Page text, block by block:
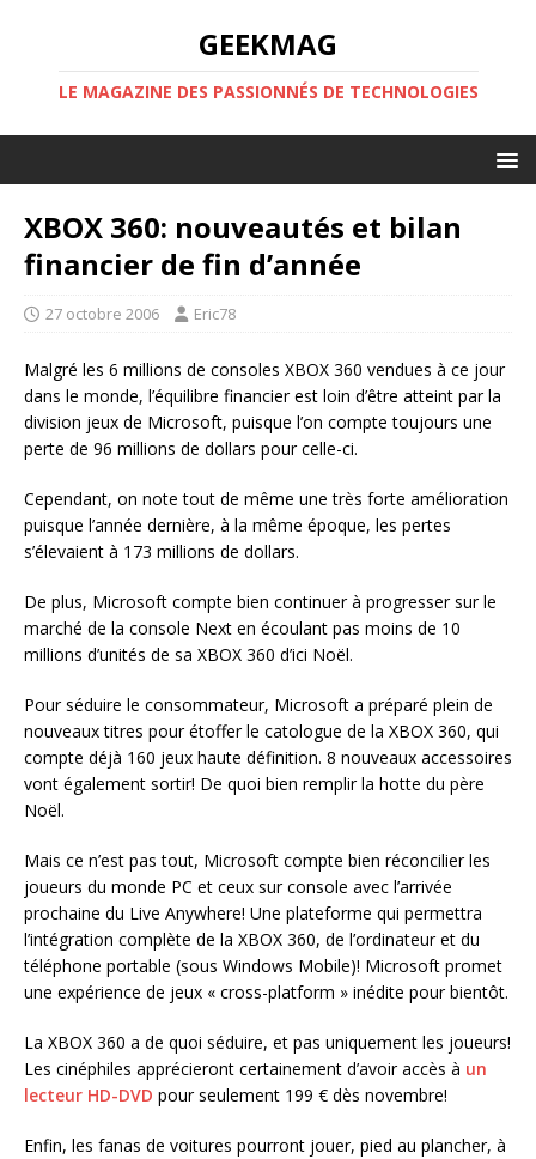
GEEKMAG
LE MAGAZINE DES PASSIONNÉS DE TECHNOLOGIES
XBOX 360: nouveautés et bilan
financier de fin d’année
27 octobre 2006 Eric78
Malgré les 6 millions de consoles XBOX 360 vendues à ce jour
dans le monde, l’équilibre financier est loin d’être atteint par la
division jeux de Microsoft, puisque l’on compte toujours une
perte de 96 millions de dollars pour celle-ci.
Cependant, on note tout de même une très forte amélioration
puisque l’année dernière, à la même époque, les pertes
s’élevaient à 173 millions de dollars.
De plus, Microsoft compte bien continuer à progresser sur le
marché de la console Next en écoulant pas moins de 10
millions d’unités de sa XBOX 360 d’ici Noël.
Pour séduire le consommateur, Microsoft a préparé plein de
nouveaux titres pour étoffer le catologue de la XBOX 360, qui
compte déjà 160 jeux haute définition. 8 nouveaux accessoires
vont également sortir! De quoi bien remplir la hotte du père
Noël.
Mais ce n’est pas tout, Microsoft compte bien réconcilier les
joueurs du monde PC et ceux sur console avec l’arrivée
prochaine du Live Anywhere! Une plateforme qui permettra
l’intégration complète de la XBOX 360, de l’ordinateur et du
téléphone portable (sous Windows Mobile)! Microsoft promet
une expérience de jeux « cross-platform » inédite pour bientôt.
La XBOX 360 a de quoi séduire, et pas uniquement les joueurs!
Les cinéphiles apprécieront certainement d’avoir accès à un
lecteur HD-DVD pour seulement 199 € dès novembre!
Enfin, les fanas de voitures pourront jouer, pied au plancher, à